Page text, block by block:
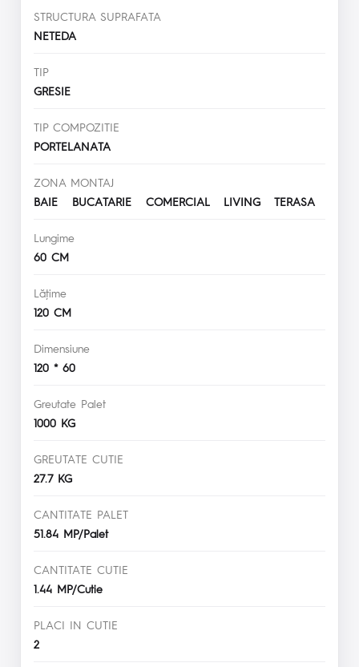
STRUCTURA SUPRAFATA
NETEDA
TIP
GRESIE
TIP COMPOZITIE
PORTELANATA
ZONA MONTAJ
BAIE BUCATARIE COMERCIAL LIVING TERASA
Lungime
60 CM
Lăţime
120 CM
Dimensiune
120 * 60
Greutate Palet
1000 KG
GREUTATE CUTIE
27.7 KG
CANTITATE PALET
51.84 MP/Palet
CANTITATE CUTIE
1.44 MP/Cutie
PLACI IN CUTIE
2